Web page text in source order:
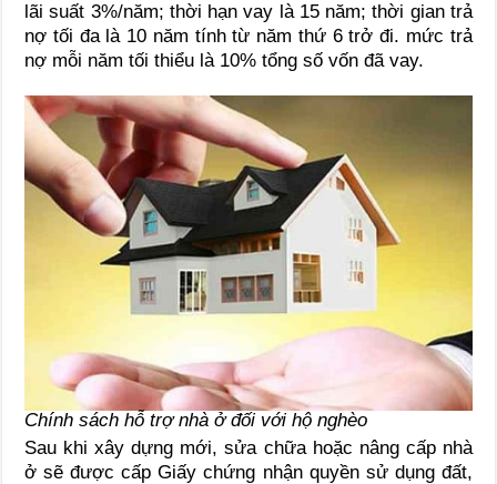
lãi suất 3%/năm; thời hạn vay là 15 năm; thời gian trả
nợ tối đa là 10 năm tính từ năm thứ 6 trở đi. mức trả
nợ mỗi năm tối thiểu là 10% tổng số vốn đã vay.
Chính sách hỗ trợ nhà ở đối với hộ nghèo
Sau khi xây dựng mới, sửa chữa hoặc nâng cấp nhà
ở sẽ được cấp Giấy chứng nhận quyền sử dụng đất,